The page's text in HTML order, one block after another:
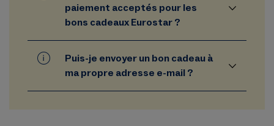
paiement acceptés pour les
bons cadeaux Eurostar ?
Puis-je envoyer un bon cadeau à
ma propre adresse e-mail ?